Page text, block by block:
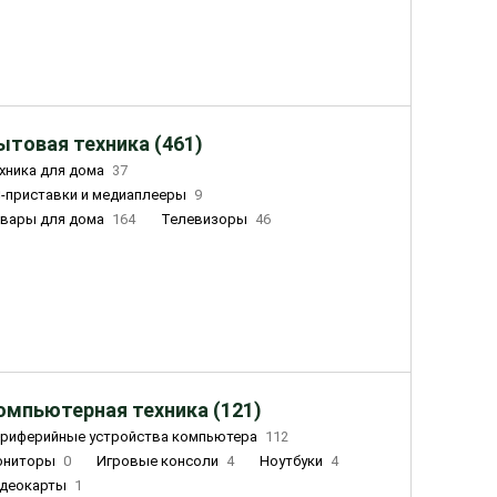
техника (461)
для дома 37
приставки и медиаплееры
9
для дома 164 Телевизоры 46
техника (121)
устройства компьютера 112
0 Игровые консоли 4 Ноутбуки 4
1